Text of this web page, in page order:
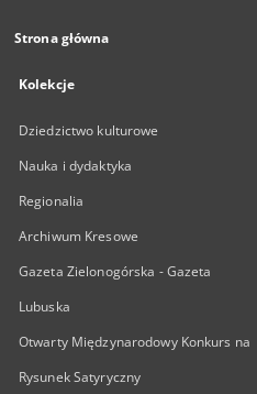
Strona główna
Kolekcje
Dziedzictwo kulturowe
Nauka i dydaktyka
Regionalia
Archiwum Kresowe
Gazeta Zielonogórska - Gazeta
Lubuska
Otwarty Międzynarodowy Konkurs na
Rysunek Satyryczny